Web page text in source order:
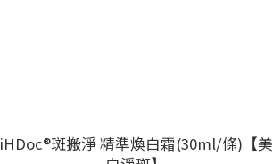
iHDoc®斑搬淨 精準煥白霜(30ml/條)【美